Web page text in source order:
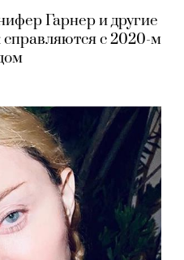
Гарнер и другие
с 2020-м